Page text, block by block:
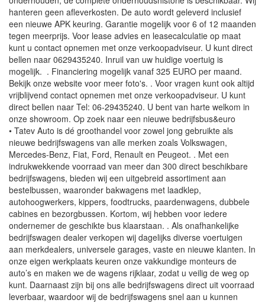
hanteren geen afleverkosten. De auto wordt geleverd inclusief
een nieuwe APK keuring. Garantie mogelijk voor 6 of 12 maanden
tegen meerprijs. Voor lease advies en leasecalculatie op maat
kunt u contact opnemen met onze verkoopadviseur. U kunt direct
bellen naar 0629435240. Inruil van uw huidige voertuig is
mogelijk. . Financiering mogelijk vanaf 325 EURO per maand.
Bekijk onze website voor meer foto's. . Voor vragen kunt ook altijd
vrijblijvend contact opnemen met onze verkoopadviseur. U kunt
direct bellen naar Tel: 06-29435240. U bent van harte welkom in
onze showroom. Op zoek naar een nieuwe bedrijfsbus&euro
• Tatev Auto is dé groothandel voor zowel jong gebruikte als
nieuwe bedrijfswagens van alle merken zoals Volkswagen,
Mercedes-Benz, Fiat, Ford, Renault en Peugeot. . Met een
indrukwekkende voorraad van meer dan 300 direct beschikbare
bedrijfswagens, bieden wij een uitgebreid assortiment aan
bestelbussen, waaronder bakwagens met laadklep,
autohoogwerkers, kippers, foodtrucks, paardenwagens, dubbele
cabines en bezorgbussen. Kortom, wij hebben voor iedere
ondernemer de geschikte bus klaarstaan. . Als onafhankelijke
bedrijfswagen dealer verkopen wij dagelijks diverse voertuigen
aan merkdealers, universele garages, vaste en nieuwe klanten. In
onze eigen werkplaats keuren onze vakkundige monteurs de
auto’s en maken we de wagens rijklaar, zodat u veilig de weg op
kunt. Daarnaast zijn bij ons alle bedrijfswagens direct uit voorraad
leverbaar, waardoor wij de bedrijfswagens snel aan u kunnen